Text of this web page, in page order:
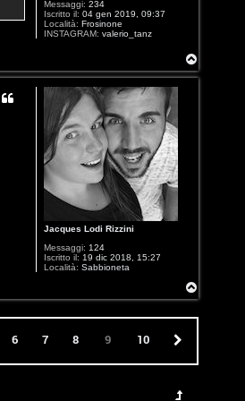
Messaggi: 234
Iscritto il: 04 gen 2019, 09:37
Località: Frosinone
INSTAGRAM: valerio_tanz
o
Jacques Lodi Rizzini
Messaggi: 124
Iscritto il: 19 dic 2018, 15:27
Località: Sabbioneta
o
6 7 8 9 10